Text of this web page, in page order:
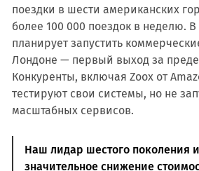
поездки в шести американских
более 100 000 поездок в неделю. В
планирует запустить
Лондоне — первый выход за
Конкуренты, включая Zoox от
тестируют свои системы, но не
масштабных сервисов.
Наш лидар шестого поколения
значительное снижение